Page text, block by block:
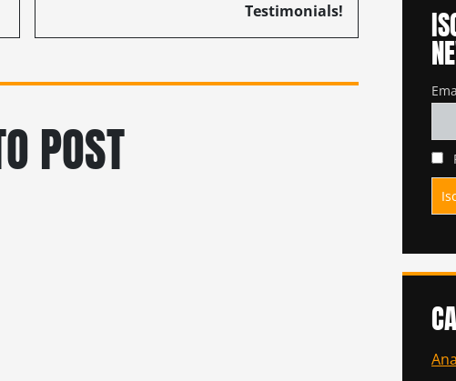
Testimonials!
POST